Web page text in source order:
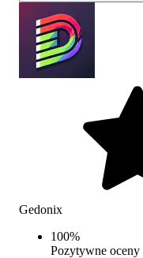
Gedonix
100%
Pozytywne oceny